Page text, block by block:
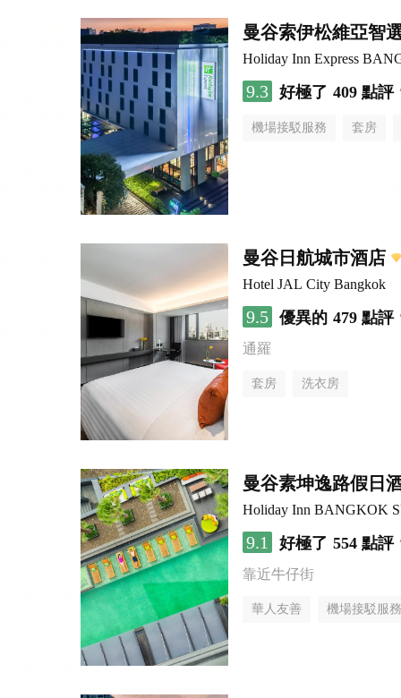
曼谷索伊松維亞智
Holiday Inn Express
9.3 好極了 409 點評
機場接駁服務 套房
曼谷日航城市酒店
Hotel JAL City Bangkok
9.5 優異的 479 點評
通羅
套房 洗衣房
曼谷素坤逸路假日
Holiday Inn BANGKOK
9.1 好極了 554 點評
靠近牛仔街
華人友善 機場接駁服務